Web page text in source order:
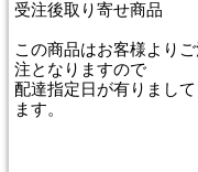
受注後取り寄せ商品
この商品はお客様より
注となりますので
配達指定日が有りまし
ます。